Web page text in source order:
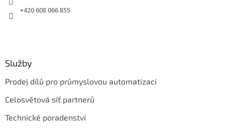
+420 608 066 855
Služby
Prodej dílů pro průmyslovou automatizaci
Celosvětová síť partnerů
Technické poradenství